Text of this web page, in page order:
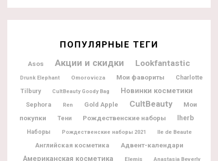
ПОПУЛЯРНЫЕ ТЕГИ
Asos Акции и скидки Lookfantastic
Drunk Elephant Omorovicza Мои фавориты
Charlotte
Tilbury
CultBeauty Goody Bag Новинки косметики
Sephora Ren Gold Apple CultBeauty
Мои
покупки
Тени Рождественские наборы Iherb
Наборы Рождественские наборы 2021 Ile de Beaute
Английская косметика
Адвент-календари
Американская косметика
Elemis Anastasia Beverly